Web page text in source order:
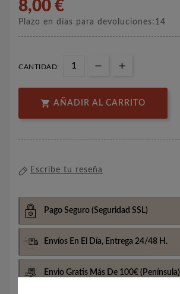
8,00 €
Plazo en días para devoluciones:14
CANTIDAD:
 AÑADIR AL CARRITO
Escribe tu reseña
Pago Seguro (Seguridad SSL)
Envíos En El Día, Entrega 24/48 H.
Envio Gratis Más De 100€ (Península)